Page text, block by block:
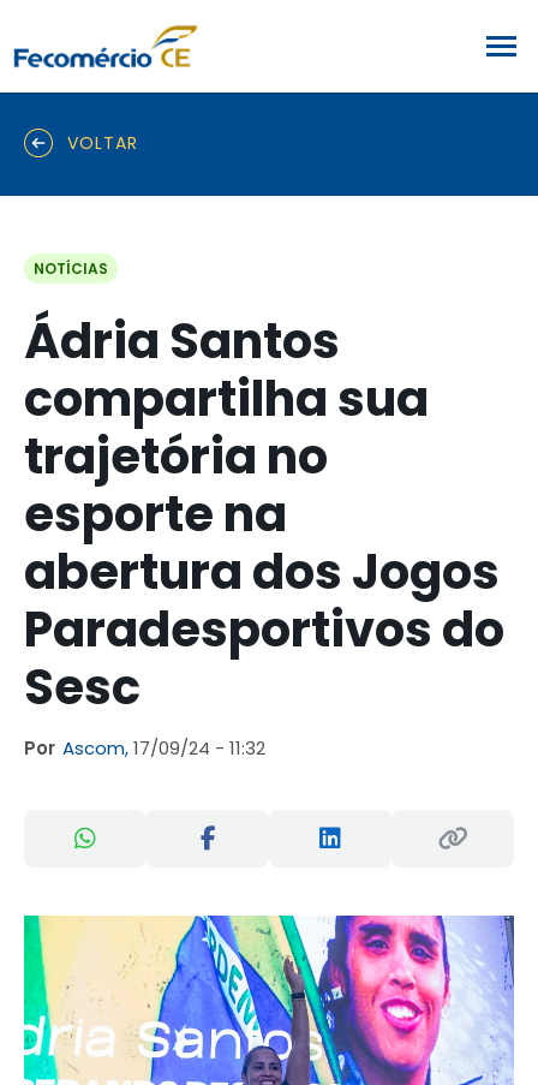
VOLTAR
NOTÍCIAS
Ádria Santos
compartilha sua
trajetória no
esporte na
abertura dos Jogos
Paradesportivos do
Sesc
Por Ascom,17/09/24 - 11:32